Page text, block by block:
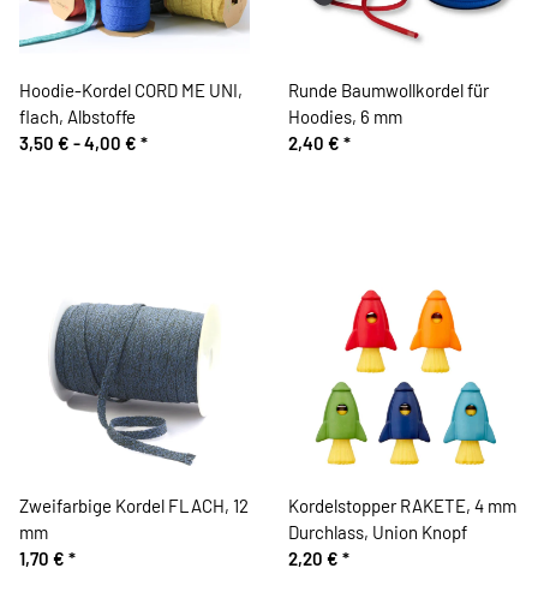
Hoodie-Kordel CORD ME UNI,
flach, Albstoffe
3,50 € -4,00 € *
Runde Baumwollkordel für
Hoodies, 6 mm
2,40 € *
Zweifarbige Kordel FLACH, 12
mm
1,70 € *
Kordelstopper RAKETE, 4 mm
Durchlass, Union Knopf
2,20 € *